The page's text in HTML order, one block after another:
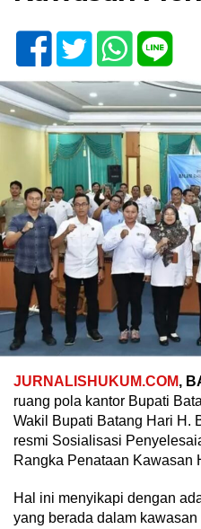
JURNALISHUKUM.COM,
ruang pola kantor Bupati
Wakil Bupati Batang Hari H.
resmi Sosialisasi
Rangka Penataan Kawasan
Hal ini menyikapi dengan
yang berada dalam